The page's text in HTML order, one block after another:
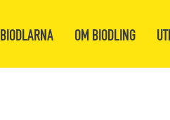
OM BIODLING